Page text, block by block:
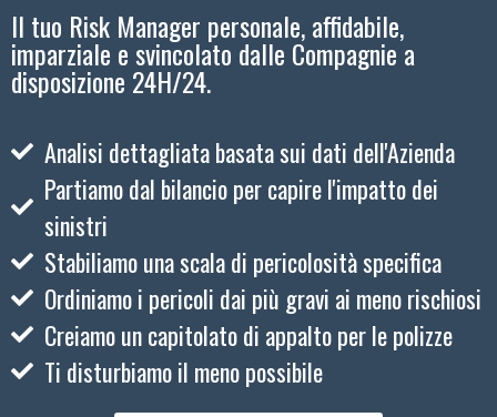
Il tuo Risk Manager personale, affidabile,
imparziale e svincolato dalle Compagnie a
disposizione 24H/24.
Analisi dettagliata basata sui dati dell'Azienda
Partiamo dal bilancio per capire l'impatto dei
sinistri
Stabiliamo una scala di pericolosità specifica
Ordiniamo i pericoli dai più gravi ai meno rischiosi
Creiamo un capitolato di appalto per le polizze
Ti disturbiamo il meno possibile